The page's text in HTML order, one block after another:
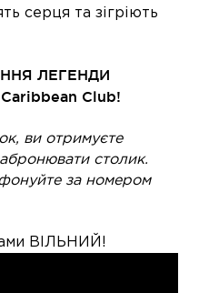
серця та зігріють
ЛЕГЕНДИ
Club!
ви отримуєте
столик.
за номером
ВІЛЬНИЙ!